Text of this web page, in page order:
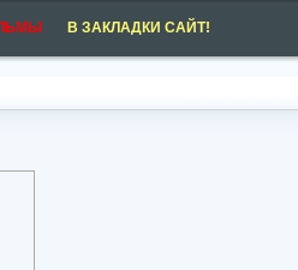
В ЗАКЛАДКИ САЙТ!